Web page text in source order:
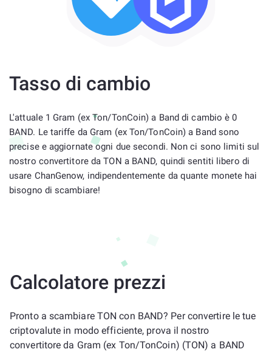
Tasso di cambio
L'attuale 1 Gram (ex Ton/TonCoin) a Band di cambio è 0
BAND. Le tariffe da Gram (ex Ton/TonCoin) a Band sono
precise e aggiornate ogni due secondi. Non ci sono limiti sul
nostro convertitore da TON a BAND, quindi sentiti libero di
usare ChanGenow, indipendentemente da quante monete hai
bisogno di scambiare!
Calcolatore prezzi
Pronto a scambiare TON con BAND? Per convertire le tue
criptovalute in modo efficiente, prova il nostro
convertitore da Gram (ex Ton/TonCoin) (TON) a BAND